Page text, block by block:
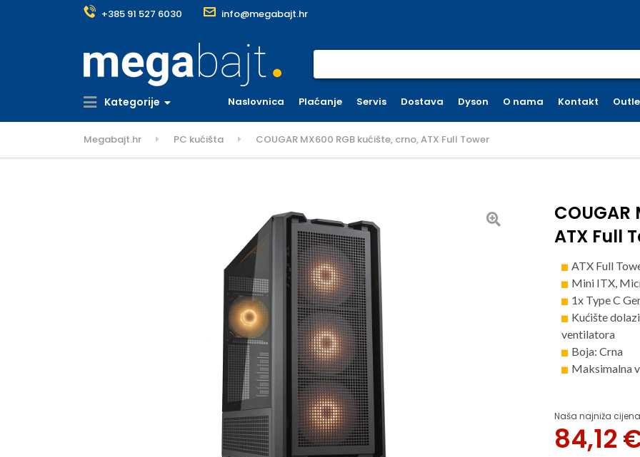
+385 91 527 6030 info@megabajt.hr
Kategorije Naslovnica Plaćanje Servis Dostava Dyson O nama Kontakt
Megabajt.hr PC kućišta COUGAR MX600 RGB kućište, crno, ATX Full Tower
ATX Full
ATX Full
Mini ITX,
1x Type C
Kućište
ventilatora
Boja: Crna
Maksimalna
Naša najniža
84,12